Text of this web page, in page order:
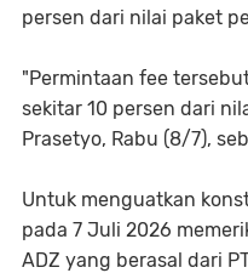
persen dari nilai paket
"Permintaan fee
sekitar 10 persen dari
Prasetyo, Rabu (8/7),
Untuk menguatkan
pada 7 Juli 2026
ADZ yang berasal dari